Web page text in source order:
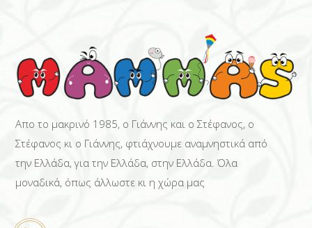
Απο το μακρινό 1985, ο Γιάννης και ο Στέφανος, ο
Στέφανος κι ο Γιάννης, φτιάχνουμε αναμνηστικά από
την Ελλάδα, για την Ελλάδα, στην Ελλάδα. Όλα
μοναδικά, όπως άλλωστε κι η χώρα μας